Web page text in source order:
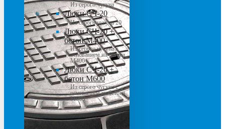
Из серого чугуна
Люки СЧ-20
Из серого чугуна 20
Люки СЧ-20 +
бетон М400
Из серого чугуна с
основанием из бетона
М400
Люки СЧ-20 +
бетон М600
Из серого чугуна с
основанием из бетона
М600